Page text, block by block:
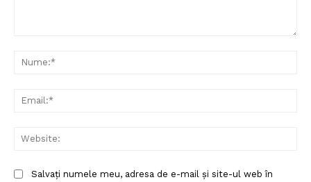
Salvați numele meu, adresa de e-mail și site-ul web în